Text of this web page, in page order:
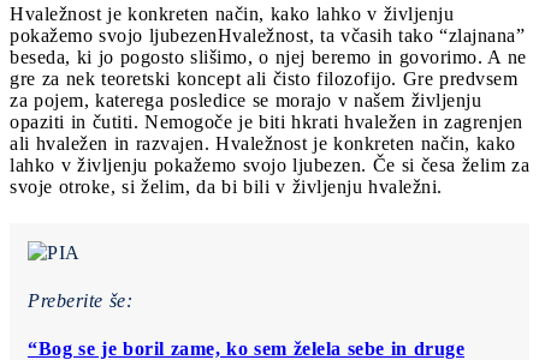
Hvaležnost je konkreten način, kako lahko v življenju
pokažemo svojo ljubezenHvaležnost, ta včasih tako “zlajnana”
beseda, ki jo pogosto slišimo, o njej beremo in govorimo. A ne
gre za nek teoretski koncept ali čisto filozofijo. Gre predvsem
za pojem, katerega posledice se morajo v našem življenju
opaziti in čutiti. Nemogoče je biti hkrati hvaležen in zagrenjen
ali hvaležen in razvajen. Hvaležnost je konkreten način, kako
lahko v življenju pokažemo svojo ljubezen. Če si česa želim za
svoje otroke, si želim, da bi bili v življenju hvaležni.
Preberite še:
“Bog se je boril zame, ko sem želela sebe in druge